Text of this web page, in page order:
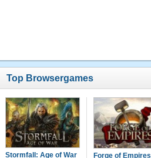
Top Browsergames
Stormfall: Age of War Forge of Empires